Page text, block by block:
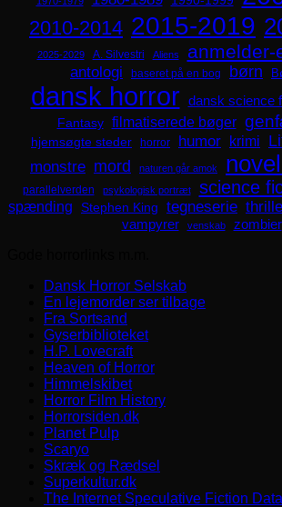
2010-2014 2015-2019
2025-2029 A. Silvestri Aliens anmelder-
antologi baseret på en bog børn
dansk horror dansk science
Fantasy filmatiserede bøger
hjemsøgte steder
horror humor krimi
monstre mord naturen går amok
parallelverden psykologisk portræt science
spænding Stephen King tegneserie
vampyrer venskab
zombier
Dansk Horror Selskab
En lejemorder ser tilbage
Fra Sortsand
Gyserbiblioteket
H.P. Lovecraft
Heaven of Horror
Himmelskibet
Horror Film History
Horrorsiden.dk
Planet Pulp
Scaryo
Skræk og Rædsel
Superkultur.dk
The Internet Speculative Fiction